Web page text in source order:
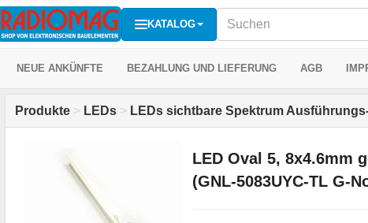
KATALOG
NEUE ANKÜNFTE BEZAHLUNG UND LIEFERUNG AGB
Produkte > LEDs > LEDs sichtbare Spektrum
LED Oval 5, 8x4.6mm
(GNL-5083UYC-TL G-